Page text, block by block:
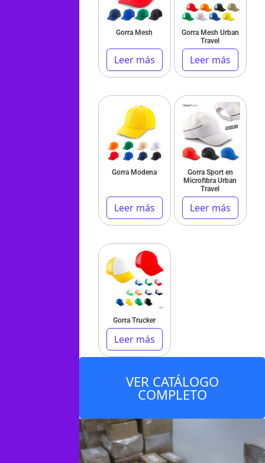
Gorra Mesh
Leer más
Gorra Mesh Urban
Travel
Leer más
Gorra Modena
Leer más
Gorra Sport en
Microfibra Urban
Travel
Leer más
Gorra Trucker
Leer más
VER CATÁLOGO
COMPLETO